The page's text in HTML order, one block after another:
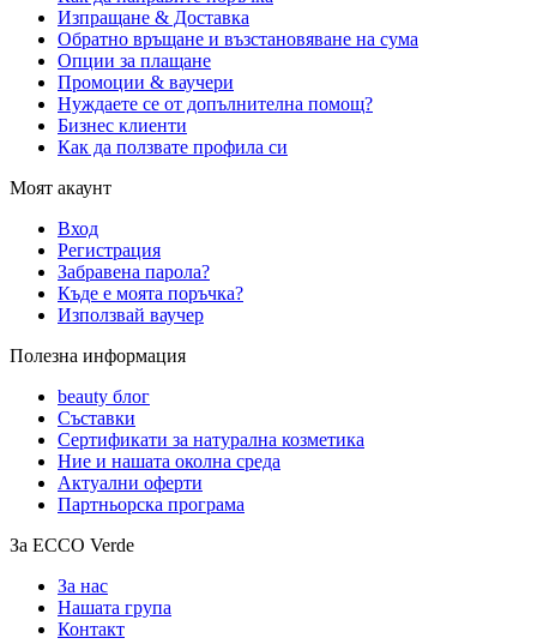
Изпращане & Доставка
Обратно връщане и възстановяване на сума
Опции за плащане
Промоции & ваучери
Нуждаете се от допълнителна помощ?
Бизнес клиенти
Как да ползвате профила си
Моят акаунт
Вход
Регистрация
Забравена парола?
Къде е моята поръчка?
Използвай ваучер
Полезна информация
beauty блог
Съставки
Сертификати за натурална козметика
Ние и нашата околна среда
Актуални оферти
Партньорска програма
За ECCO Verde
За нас
Нашата група
Контакт